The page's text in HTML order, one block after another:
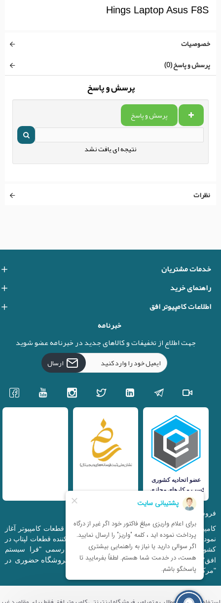
Hings Laptop Asus F8S
خصوصیات
پرسش و پاسخ (0)
پرسش و پاسخ
پرسش و پاسخ
نتیجه ای یافت نشد
نظرات
خدمات مشتریان
راهنمای خرید
اطلاعات کامپیوتر افق
خبرنامه
جهت اطلاع از تخفیفات و کالاهای جدید در خبرنامه عضو شوید
ارسال
فروشگاه اینترنتی iranfso (کامپیوتر افق)
کامپیوتر افق، فعالیت خود را از سال 1377 در زمینه قطعات کامپیوتر آغاز
نمود و در حال حاضر به بزرگترین وارد کننده و توزیع کننده قطعات لپتاپ در
کشور تبدیل شده است. این مجموعه که با نام رسمی "فرا سیستم
افق" ثبت شده است دارای فروشگاه اینترنتی و
فروشگاه حضوری در
"مرکز کامپیوتر ایران" و "خیابان مظفر" میباشد.